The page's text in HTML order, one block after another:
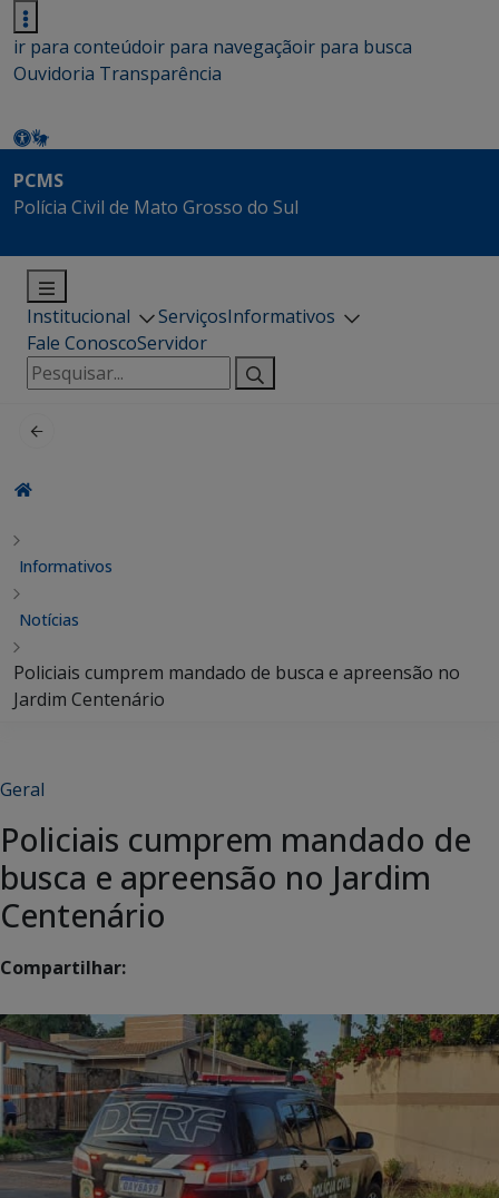
ir para conteúdoir para navegaçãoir para busca
Ouvidoria Transparência
PCMS
Polícia Civil de Mato Grosso do Sul
Institucional ServiçosInformativos
Fale ConoscoServidor
Pesquisar
por:
Informativos
Notícias
Policiais cumprem mandado de busca e apreensão no
Jardim Centenário
Geral
Policiais cumprem mandado de
busca e apreensão no Jardim
Centenário
Compartilhar: